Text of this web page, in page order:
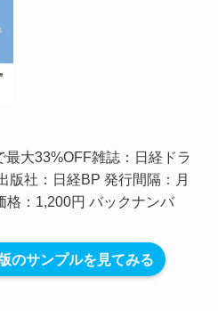
最大33%OFF雑誌：日経ドラ
版社：日経BP 発行間隔：月
格：1,200円 バックナンバ
のサンプルを見てみる